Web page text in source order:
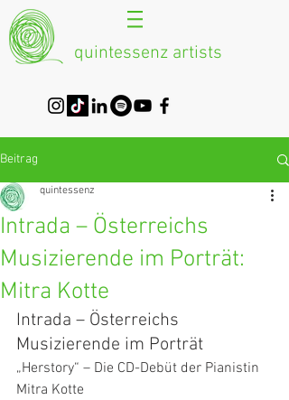
quintessenz artists
Beitrag
Intrada – Österreichs
Musizierende im Porträt:
Mitra Kotte
quintessenz
Intrada – Österreichs
Musizierende im Porträt
„Herstory“ – Die CD-Debüt der Pianistin
Mitra Kotte